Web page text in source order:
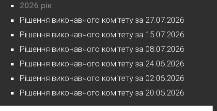
2026 рік
Рішення виконавчого комітету за 27.07.2026
Рішення виконавчого комітету за 15.07.2026
Рішення виконавчого комітету за 08.07.2026
Рішення виконавчого комітету за 24.06.2026
Рішення виконавчого комітету за 02.06.2026
Рішення виконавчого комітету за 20.05.2026